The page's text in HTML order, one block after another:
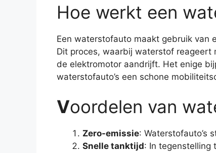
Hoe werkt een
Een waterstofauto maakt gebruik
Dit proces, waarbij waterstof
de elektromotor aandrijft. Het enige
waterstofauto’s een schone
Voordelen van
Zero-emissie: Waterstofauto’s
Snelle tanktijd: In tegenstelling